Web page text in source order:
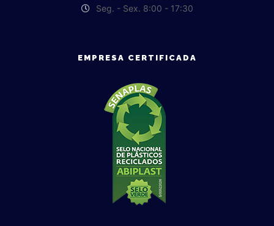
Seg. - Sex. 8:00 - 17:30
EMPRESA CERTIFICADA